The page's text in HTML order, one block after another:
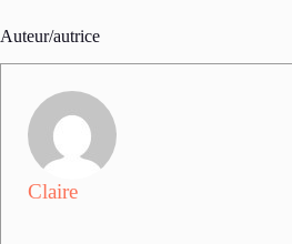
Auteur/autrice
Claire